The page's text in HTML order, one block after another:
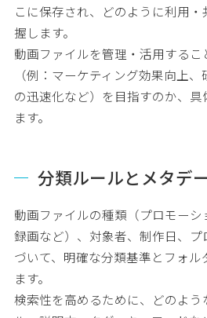
こに保存され、どのように利用
握します。
動画ファイルを管理・活用する
（例：マーケティング効果向上
の迅速化など）を目指すのか、
ます。
分類ルールとメタデ
動画ファイルの種類（プロモー
録画など）、対象者、制作日、
づいて、明確な分類基準とフォル
ます。
検索性を高めるために、どのよう